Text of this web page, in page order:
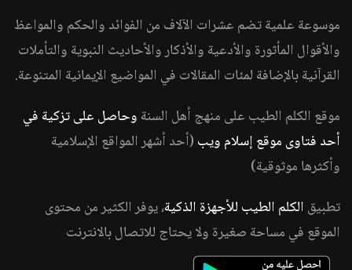
موسوعة علمية تضم عشرات الآلاف من الفوائد والحكم والمواعظ
والأقوال المأثورة والأدعية والأذكار والأحاديث النبوية والتأملات
القرآنية بالإضافة لمئات المقالات في المواضيع الإيمانية المتنوعة.
موقع الكلم الطيب على منهج أهل السنة وحاصل على تزكية في
أحد فتاوى موقع إسلام ويب (أحد أشهر المواقع الإسلامية
وأكثرها موثوقية)
تطبيق الكلم الطيب للأجهزة الذكية، يوفر الكثير من محتوى
الموقع في مساحة صغيرة ولا يحتاج للاتصال بالانترنت